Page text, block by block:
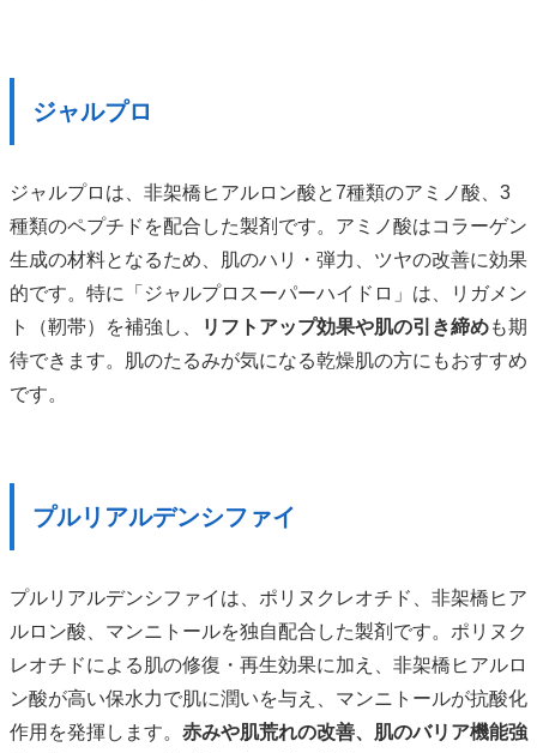
ジャルプロ
ジャルプロは、非架橋ヒアルロン酸と7種類のアミノ酸、3
種類のペプチドを配合した製剤です。アミノ酸はコラーゲン
生成の材料となるため、肌のハリ・弾力、ツヤの改善に効果
的です。特に「ジャルプロスーパーハイドロ」は、リガメン
ト（靭帯）を補強し、
リフトアップ効果や肌の引き締めも期
待できます。肌のたるみが気になる乾燥肌の方にもおすすめ
です。
プルリアルデンシファイ
プルリアルデンシファイは、ポリヌクレオチド、非架橋ヒア
ルロン酸、マンニトールを独自配合した製剤です。ポリヌク
レオチドによる肌の修復・再生効果に加え、非架橋ヒアルロ
ン酸が高い保水力で肌に潤いを与え、マンニトールが抗酸化
作用を発揮します。 赤みや肌荒れの改善、肌のバリア機能強